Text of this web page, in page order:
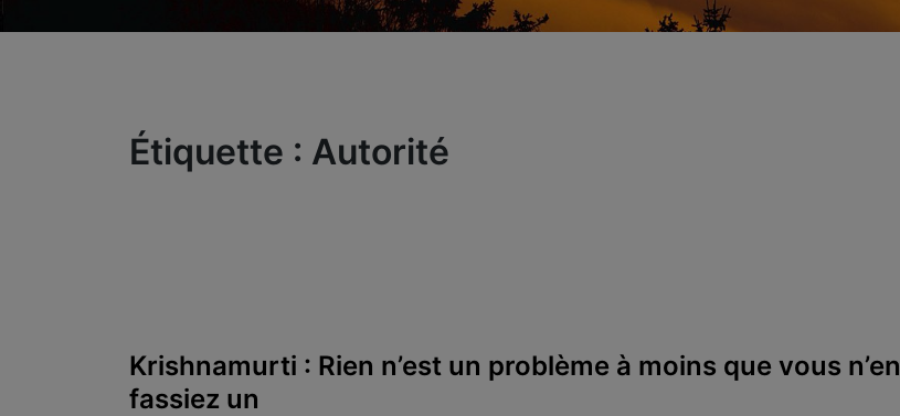
Étiquette : Autorité
Krishnamurti : Rien n’est un problème à moins que vous n’en
fassiez un